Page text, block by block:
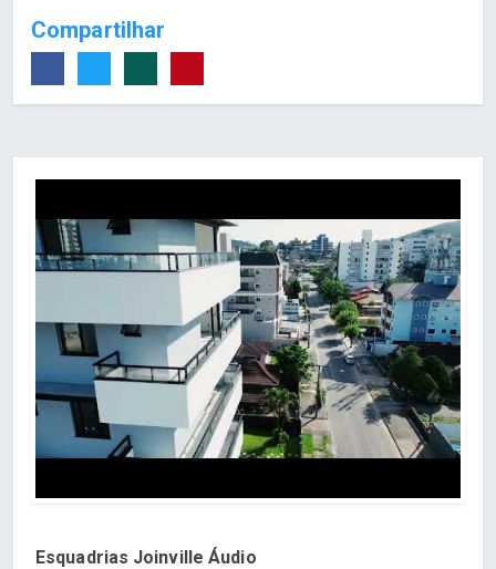
Compartilhar
Esquadrias Joinville Áudio